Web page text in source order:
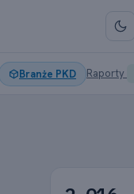
Branże PKD Raporty